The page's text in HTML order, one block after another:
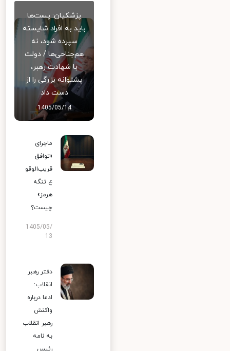
پزشکیان: پست‌ها
باید به افراد شایسته
سپرده شود، نه
هم‌جناحی‌ها / دولت
با شهادت رهبر،
پشتوانه بزرگی را از
دست داد
1405/05/14
ماجرای
«توافق
قریب‌الوقو
ع تنگه
هرمز»
چیست؟
1405/05/
13
دفتر رهبر
انقلاب:
ادعا درباره
واکنش
رهبر انقلاب
به نامه
رئیس